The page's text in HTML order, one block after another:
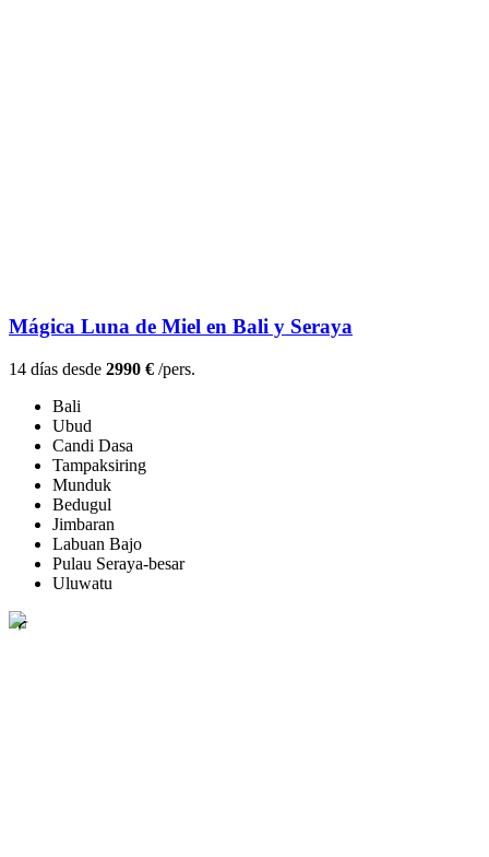
Mágica Luna de Miel en Bali y Seraya
14 días desde 2990 € /pers.
Bali
Ubud
Candi Dasa
Tampaksiring
Munduk
Bedugul
Jimbaran
Labuan Bajo
Pulau Seraya-besar
Uluwatu